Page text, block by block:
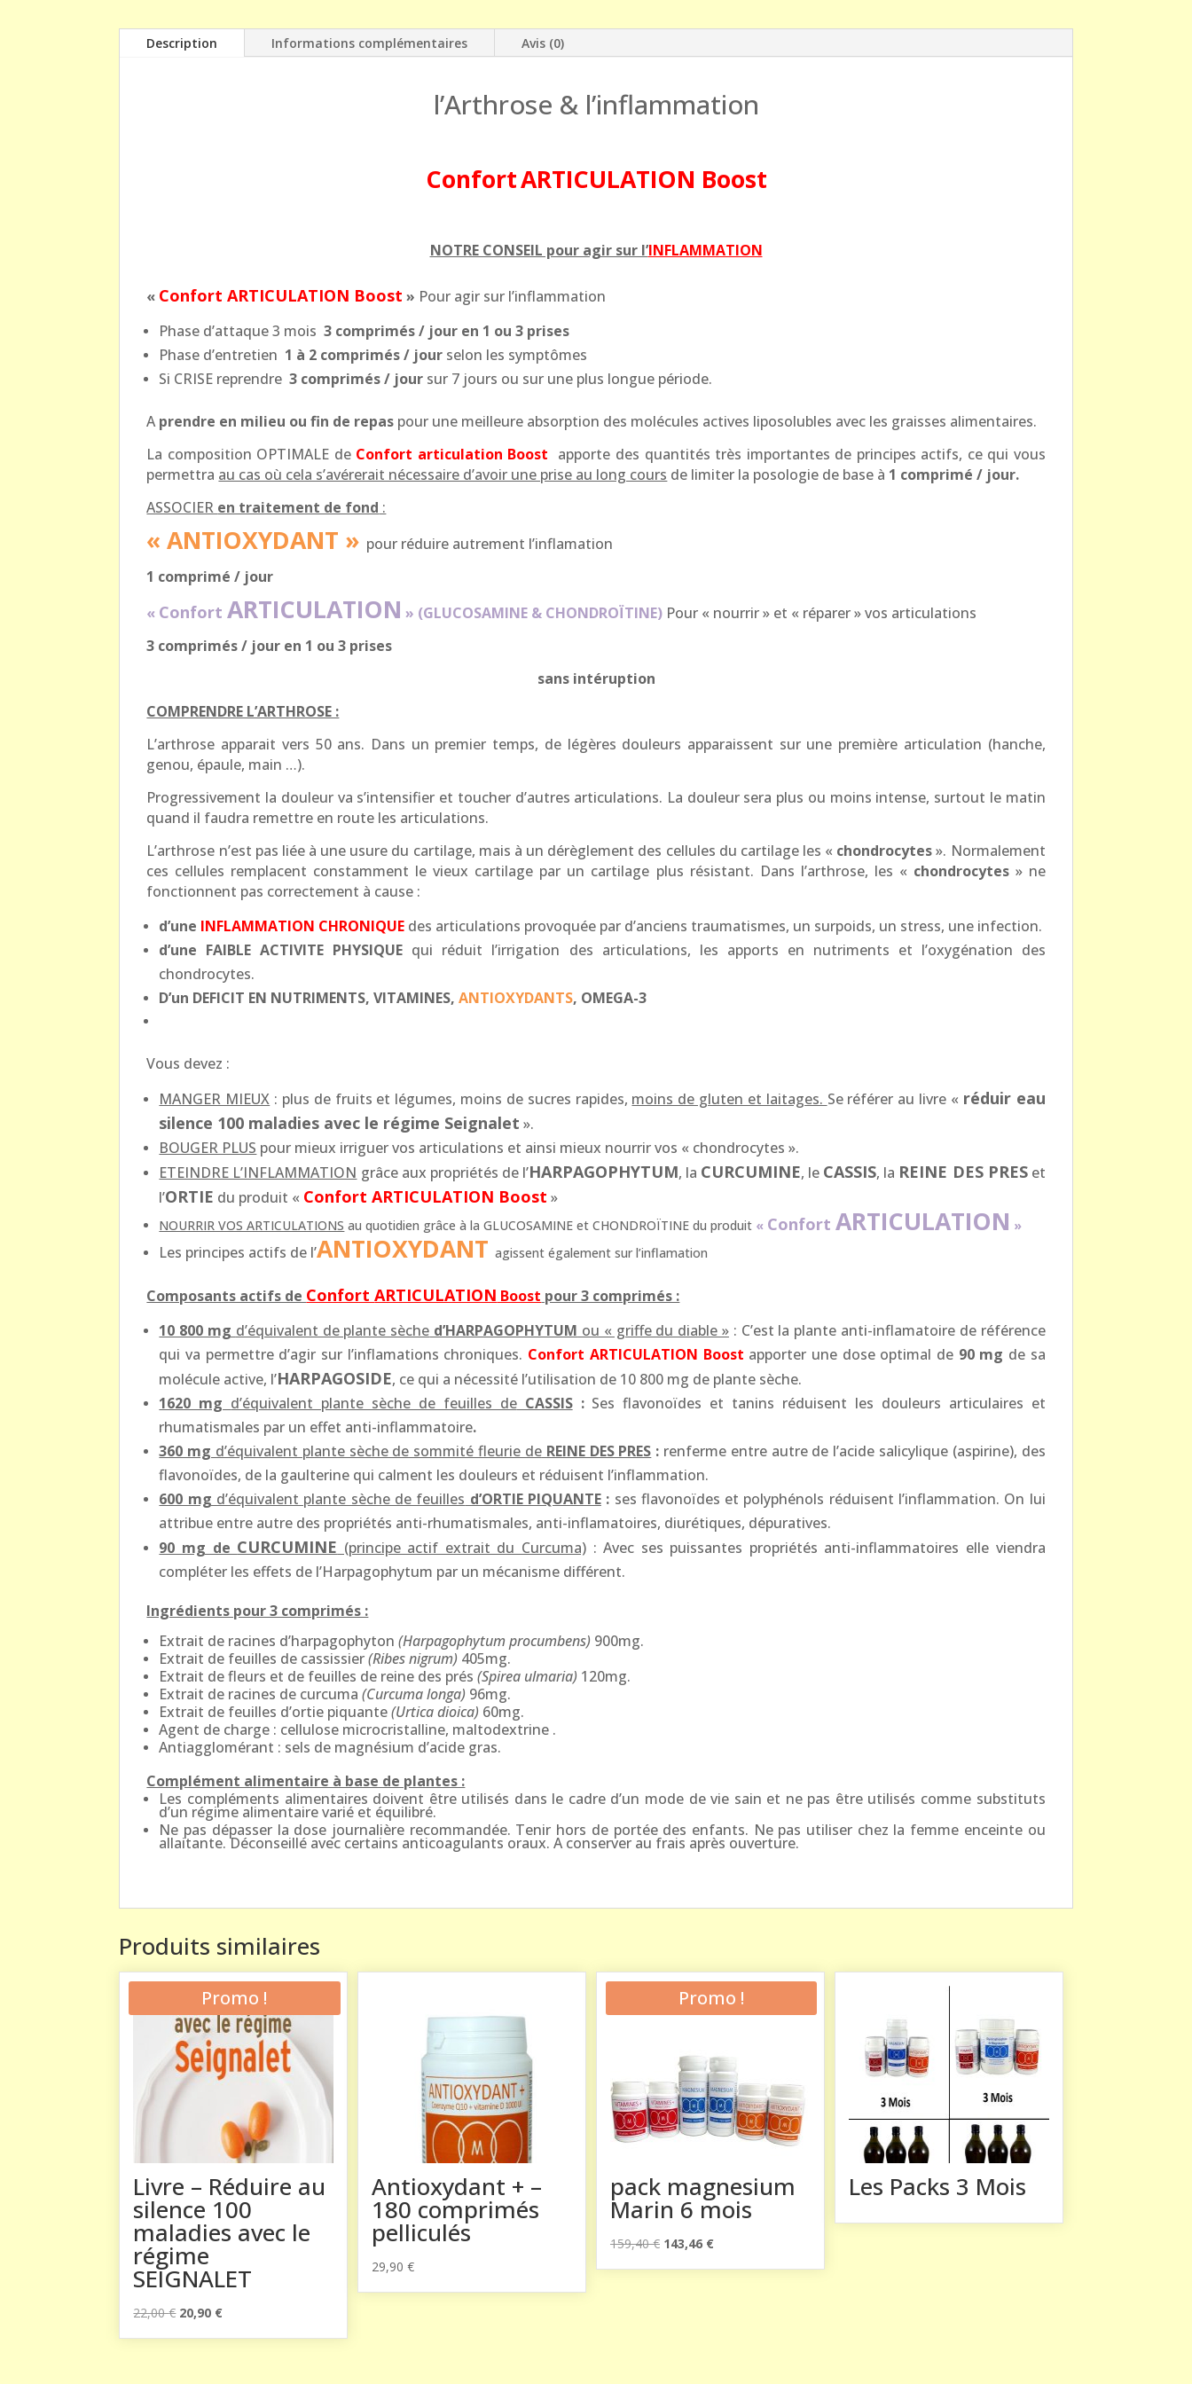
Description Informations complémentaires Avis (0)
l’Arthrose & l’inflammation
ConfortARTICULATION Boost
NOTRE CONSEIL pour agir sur l’INFLAMMATION
« ConfortARTICULATION Boost » Pour agir sur l’inflammation
Phase d’attaque 3 mois3 comprimés / jour en 1 ou 3 prises
Phase d’entretien 1 à 2 comprimés / jour selon les symptômes
Si CRISE reprendre3 comprimés / jour sur 7 jours ou sur une plus longue période.
Aprendre en milieu ou fin de repas pour une meilleure absorption des molécules actives liposolubles avec les graisses alimentaires.
La composition OPTIMALE de Confort articulation Boost apporte des quantités très importantes de principes actifs, ce qui vous
permettra au cas où cela s’avérerait nécessaire d’avoir une prise au long cours de limiter la posologie de base à 1 comprimé / jour.
ASSOCIER en traitement de fond :
« ANTIOXYDANT » pour réduire autrement l’inflamation
1 comprimé / jour
« ConfortARTICULATION » (GLUCOSAMINE & CHONDROÏTINE) Pour « nourrir » et « réparer » vos articulations
3 comprimés / jour en 1 ou 3 prises
sans intéruption
COMPRENDRE L’ARTHROSE :
L’arthrose apparait vers 50 ans. Dans un premier temps, de légères douleurs apparaissent sur une première articulation (hanche,
genou, épaule, main …).
Progressivement la douleur va s’intensifier et toucher d’autres articulations. La douleur sera plus ou moins intense, surtout le matin
quand il faudra remettre en route les articulations.
L’arthrose n’est pas liée à une usure du cartilage, mais à un dérèglement des cellules du cartilage les « chondrocytes». Normalement
ces cellules remplacent constamment le vieux cartilage par un cartilage plus résistant. Dans l’arthrose, les « chondrocytes» ne
fonctionnent pas correctement à cause :
d’une INFLAMMATION CHRONIQUE des articulations provoquée par d’anciens traumatismes, un surpoids, un stress, une infection.
d’une FAIBLE ACTIVITE PHYSIQUE qui réduit l’irrigation des articulations, les apports en nutriments et l’oxygénation des
chondrocytes.
D’un DEFICIT EN NUTRIMENTS, VITAMINES,ANTIOXYDANTS, OMEGA-3
Vous devez :
MANGER MIEUX : plus de fruits et légumes, moins de sucres rapides, moins de gluten et laitages. Se référer au livre « réduir eau
silence 100 maladies avec le régime Seignalet ».
BOUGER PLUS pour mieux irriguer vos articulations et ainsi mieux nourrir vos « chondrocytes ».
ETEINDRE L’INFLAMMATION grâce aux propriétés de l’HARPAGOPHYTUM, la CURCUMINE, le CASSIS, la REINE DES PRESet
l’ORTIE du produit « ConfortARTICULATION Boost »
NOURRIR VOS ARTICULATIONS au quotidien grâce à la GLUCOSAMINE et CHONDROÏTINE du produit « ConfortARTICULATION »
Les principes actifs de l’ANTIOXYDANTagissent également sur l’inflamation
Composants actifs de ConfortARTICULATION Boost pour 3 comprimés :
10 800 mg d’équivalent de plante sèche d’HARPAGOPHYTUM ou « griffe du diable »: C’est la plante anti-inflamatoire de référence
qui va permettre d’agir sur l’inflamations chroniques. Confort ARTICULATION Boost apporter une dose optimal de 90 mg de sa
molécule active, l’HARPAGOSIDE, ce qui a nécessité l’utilisation de 10 800 mg de plante sèche.
1620 mg d’équivalent plante sèche de feuilles deCASSIS: Ses flavonoïdes et tanins réduisent les douleurs articulaires et
rhumatismales par un effet anti-inflammatoire.
360 mg d’équivalent plante sèche de sommité fleurie deREINE DES PRES : renferme entre autre de l’acide salicylique (aspirine), des
flavonoïdes, de la gaulterine qui calment les douleurs et réduisent l’inflammation.
600 mg d’équivalent plante sèche de feuilles d’ORTIE PIQUANTE: ses flavonoïdes et polyphénols réduisent l’inflammation. On lui
attribue entre autre des propriétés anti-rhumatismales, anti-inflamatoires, diurétiques, dépuratives.
90 mg de CURCUMINE (principe actif extrait du Curcuma) : Avec ses puissantes propriétés anti-inflammatoires elle viendra
compléter les effets de l’Harpagophytum par un mécanisme différent.
Ingrédients pour 3 comprimés :
Extrait de racines d’harpagophyton(Harpagophytum procumbens) 900mg.
Extrait de feuilles de cassissier(Ribes nigrum) 405mg.
Extrait de fleurs et de feuilles de reine des prés(Spirea ulmaria) 120mg.
Extrait de racines de curcuma(Curcuma longa) 96mg.
Extrait de feuilles d’ortie piquante(Urtica dioica) 60mg.
Agent de charge : cellulose microcristalline, maltodextrine .
Antiagglomérant : sels de magnésium d’acide gras.
Complément alimentaire à base de plantes :
Les compléments alimentaires doivent être utilisés dans le cadre d’un mode de vie sain et ne pas être utilisés comme substituts
d’un régime alimentaire varié et équilibré.
Ne pas dépasser la dose journalière recommandée. Tenir hors de portée des enfants. Ne pas utiliser chez la femme enceinte ou
allaitante. Déconseillé avec certains anticoagulants oraux. A conserver au frais après ouverture.
Produits similaires
Promo !
Livre – Réduire au
silence 100
maladies avec le
régime
SEIGNALET
22,00€ Le
prix
20,90 €Le
prix
Antioxydant + –
180 comprimés
pelliculés
29,90€
Promo !
pack magnesium
Marin 6 mois
159,40€ Le
prix
143,46 €Le
prix
Les Packs 3 Mois